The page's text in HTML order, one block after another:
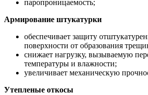
паропроницаемость;
Армирование штукатурки
обеспечивает защиту
поверхности от образования
снижает нагрузку, вызываемую
температуры и влажности;
увеличивает механическую
Утепленые откосы